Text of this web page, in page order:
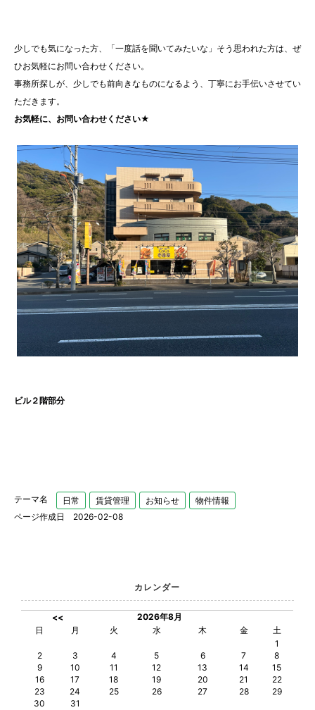
少しでも気になった方、「一度話を聞いてみたいな」そう思われた方は、ぜ
ひお気軽にお問い合わせください。
事務所探しが、少しでも前向きなものになるよう、丁寧にお手伝いさせてい
ただきます。
お気軽に、お問い合わせください★
ビル２階部分
テーマ名 日常 賃貸管理 お知らせ
物件情報
ページ作成日 2026-02-08
カレンダー
<<
2026年8月
日
月 火 水 木 金
土
1
2
3 4 5 6 7
8
9
10 11 12 13 14
15
16
17 18 19 20 21
22
23
24 25 26 27 28
29
30
31